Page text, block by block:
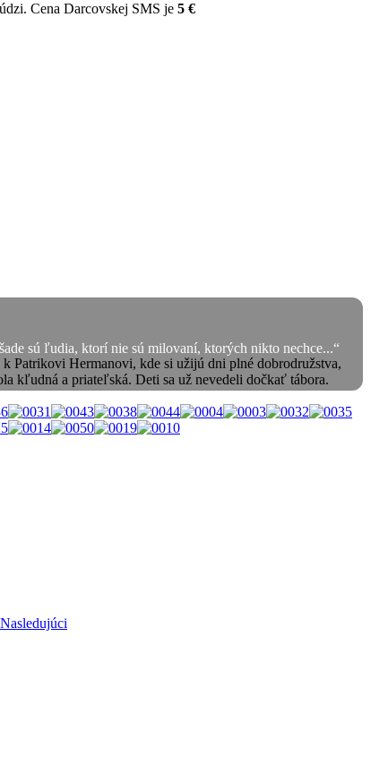
Cena Darcovskej SMS je 5 €
sú ľudia, ktorí nie sú milovaní, ktorých nikto nechce...“
Patrikovi Hermanovi, kde si užijú dni plné dobrodružstva,
kľudná a priateľská. Deti sa už nevedeli dočkať tábora.
Nasledujúci